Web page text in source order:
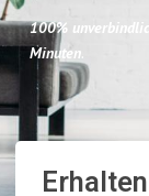
100%
Minuten.